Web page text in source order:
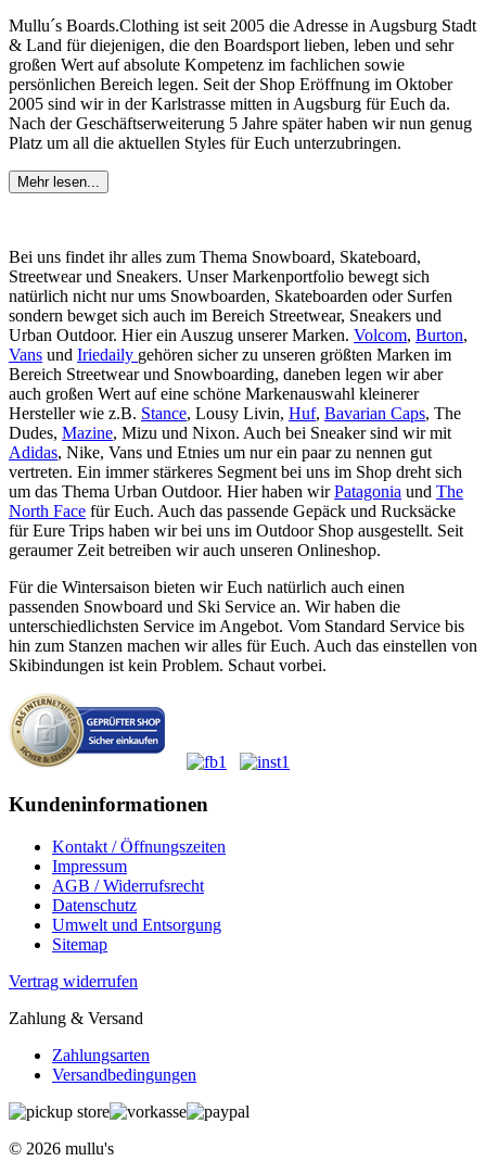
Mullu´s Boards.Clothing ist seit 2005 die Adresse in Augsburg Stadt
& Land für diejenigen, die den Boardsport lieben, leben und sehr
großen Wert auf absolute Kompetenz im fachlichen sowie
persönlichen Bereich legen. Seit der Shop Eröffnung im Oktober
2005 sind wir in der Karlstrasse mitten in Augsburg für Euch da.
Nach der Geschäftserweiterung 5 Jahre später haben wir nun genug
Platz um all die aktuellen Styles für Euch unterzubringen.
Mehr lesen...
Bei uns findet ihr alles zum Thema Snowboard, Skateboard,
Streetwear und Sneakers. Unser Markenportfolio bewegt sich
natürlich nicht nur ums Snowboarden, Skateboarden oder Surfen
sondern bewget sich auch im Bereich Streetwear, Sneakers und
Urban Outdoor. Hier ein Auszug unserer Marken. Volcom, Burton,
Vans und Iriedaily gehören sicher zu unseren größten Marken im
Bereich Streetwear und Snowboarding, daneben legen wir aber
auch großen Wert auf eine schöne Markenauswahl kleinerer
Hersteller wie z.B. Stance, Lousy Livin, Huf, Bavarian Caps, The
Dudes, Mazine, Mizu und Nixon. Auch bei Sneaker sind wir mit
Adidas, Nike, Vans und Etnies um nur ein paar zu nennen gut
vertreten. Ein immer stärkeres Segment bei uns im Shop dreht sich
um das Thema Urban Outdoor. Hier haben wirPatagonia und The
North Face für Euch. Auch das passende Gepäck und Rucksäcke
für Eure Trips haben wir bei uns im Outdoor Shop ausgestellt. Seit
geraumer Zeit betreiben wir auch unseren Onlineshop.
Für die Wintersaison bieten wir Euch natürlich auch einen
passenden Snowboard und Ski Service an. Wir haben die
unterschiedlichsten Service im Angebot. Vom Standard Service bis
hin zum Stanzen machen wir alles für Euch. Auch das einstellen von
Skibindungen ist kein Problem. Schaut vorbei.
Kundeninformationen
Kontakt / Öffnungszeiten
Impressum
AGB / Widerrufsrecht
Datenschutz
Umwelt und Entsorgung
Sitemap
Vertrag widerrufen
Zahlung & Versand
Zahlungsarten
Versandbedingungen
© 2026 mullu's